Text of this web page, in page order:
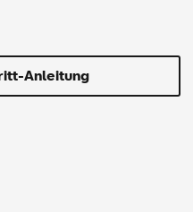
Anleitung